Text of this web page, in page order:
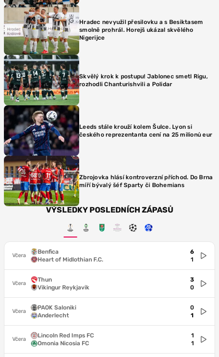
Hradec nevyužil přesilovku a s Besiktasem
smolně prohrál. Horejš ukázal skvělého
Nigerijce
Skvělý krok k postupu! Jablonec smetl Rigu,
rozhodli Chanturishvili a Polidar
Leeds stále krouží kolem Šulce. Lyon si
českého reprezentanta cení na 25 milionů eur
Zbrojovka hlásí kontroverzní příchod. Do Brna
míří bývalý šéf Sparty či Bohemians
VÝSLEDKY POSLEDNÍCH ZÁPASŮ
Včera
Benfica
Heart of Midlothian F.C.
6
1
Včera
Thun
Vikingur Reykjavik
3
0
Včera
PAOK Saloniki
Anderlecht
0
1
Včera
Lincoln Red Imps FC
Omonia Nicosia FC
1
1